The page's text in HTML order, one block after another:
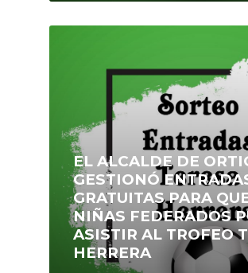
EL ALCALDE DE
GESTIONÓ
GRATUITAS PARA
NIÑAS FEDERADOS
ASISTIR AL TROFEO
HERRERA
Lee